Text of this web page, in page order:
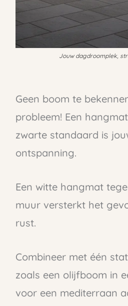
Jouw dagdroomplek,
Geen boom te
probleem! Een
zwarte standaard is
ontspanning.
Een witte hangmat
muur versterkt het
rust.
Combineer met één
zoals een olijfboom in
voor een mediterraan